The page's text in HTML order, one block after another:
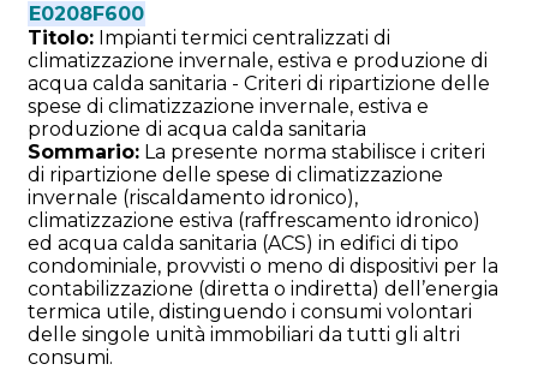
E0208F600
Titolo: Impianti termici centralizzati di
climatizzazione invernale, estiva e produzione di
acqua calda sanitaria - Criteri di ripartizione delle
spese di climatizzazione invernale, estiva e
produzione di acqua calda sanitaria
Sommario: La presente norma stabilisce i criteri
di ripartizione delle spese di climatizzazione
invernale (riscaldamento idronico),
climatizzazione estiva (raffrescamento idronico)
ed acqua calda sanitaria (ACS) in edifici di tipo
condominiale, provvisti o meno di dispositivi per la
contabilizzazione (diretta o indiretta) dell’energia
termica utile, distinguendo i consumi volontari
delle singole unità immobiliari da tutti gli altri
consumi.